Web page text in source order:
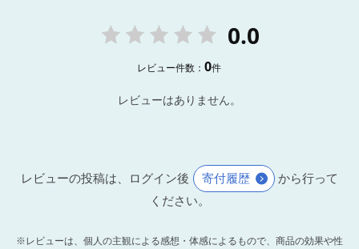
0.0
レビュー件数：0件
レビューはありません。
レビューの投稿は、ログイン後 寄付履歴
から行って
ください。
※レビューは、個人の主観による感想・体感によるもので、商品の効果や性